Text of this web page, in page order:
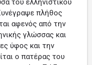
του ελληνιστικού
πλήθος
αφενός από την
γλώσσας και
ύφος και την
ο πατέρας του